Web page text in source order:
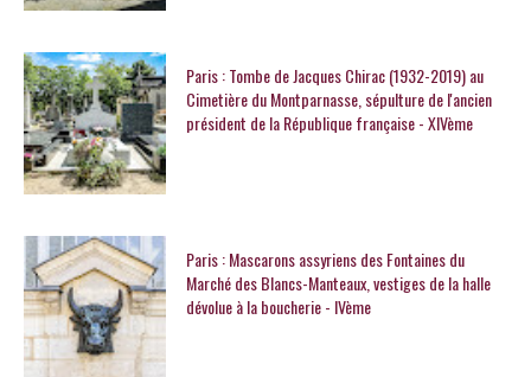
Paris : Tombe de Jacques Chirac (1932-2019) au
Cimetière du Montparnasse, sépulture de l'ancien
président de la République française - XIVème
Paris : Mascarons assyriens des Fontaines du
Marché des Blancs-Manteaux, vestiges de la halle
dévolue à la boucherie - IVème